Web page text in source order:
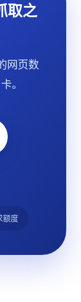
取之
网页数
。
额度